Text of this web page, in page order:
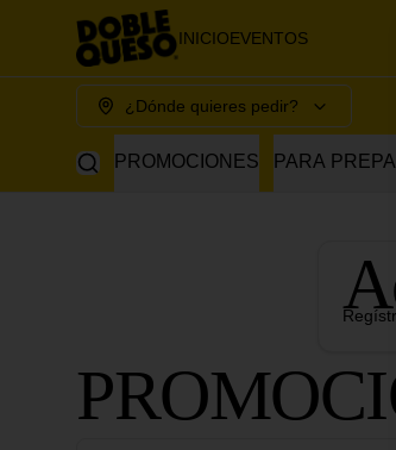
INICIOEVENTOS
¿Dónde quieres pedir?
PROMOCIONES PARA